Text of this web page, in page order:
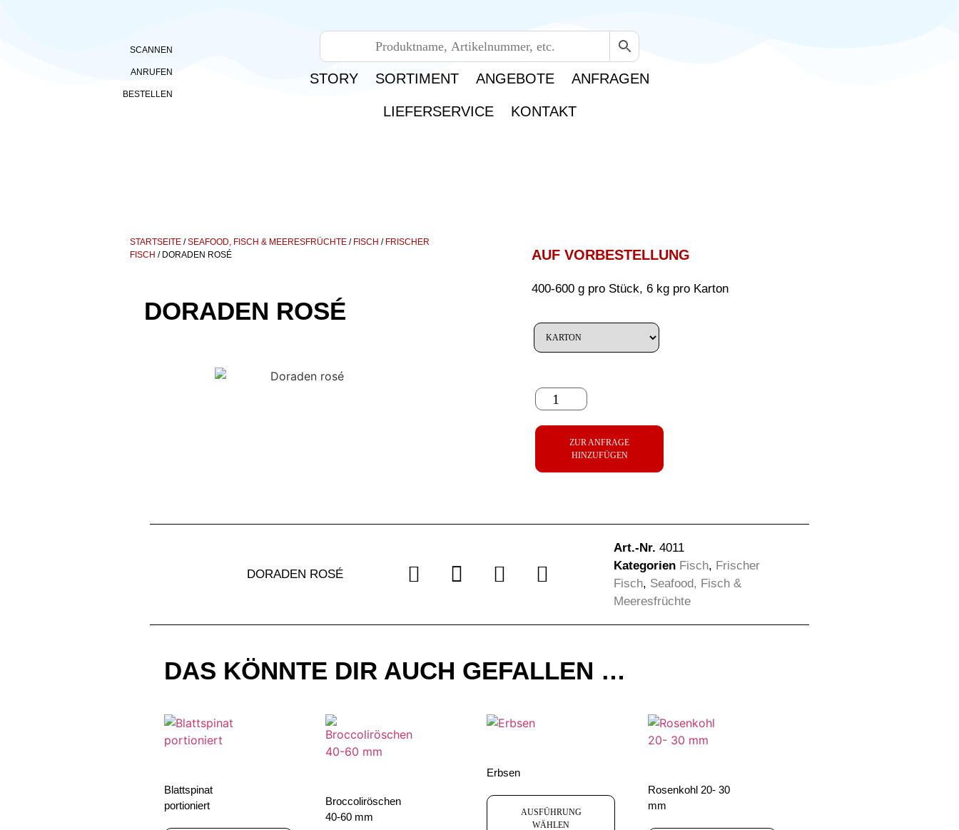
SCANNEN
ANRUFEN
BESTELLEN
STORY SORTIMENT ANGEBOTE ANFRAGEN
LIEFERSERVICE KONTAKT
STARTSEITE /SEAFOOD, FISCH & MEERESFRÜCHTE / FISCH / FRISCHER
FISCH / DORADEN ROSÉ
DORADEN ROSÉ
AUF VORBESTELLUNG
400-600 g pro Stück, 6 kg pro Karton
ZUR ANFRAGE
HINZUFÜGEN
DORADEN ROSÉ
Art.-Nr. 4011
Kategorien Fisch, Frischer
Fisch, Seafood, Fisch &
Meeresfrüchte
DAS KÖNNTE DIR AUCH GEFALLEN …
Blattspinat
portioniert
Broccoliröschen
40-60 mm
Erbsen
AUSFÜHRUNG
WÄHLEN
Rosenkohl 20- 30
mm